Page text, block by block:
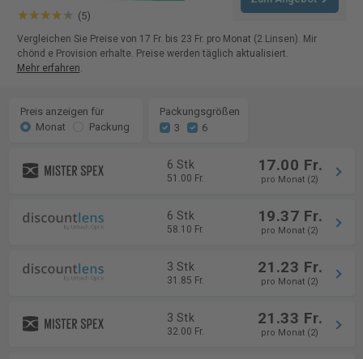
(5)
Vergleichen Sie Preise von 17 Fr. bis 23 Fr. pro Monat (2 Linsen). Mir
chönd e Provision erhalte. Preise werden täglich aktualisiert.
Mehr erfahren.
Preis anzeigen für
Monat
Packung
Packungsgrößen
3
6
6 Stk
51.00 Fr.
17.00 Fr.
pro Monat (2)
6 Stk
58.10 Fr.
19.37 Fr.
pro Monat (2)
3 Stk
31.85 Fr.
21.23 Fr.
pro Monat (2)
3 Stk
32.00 Fr.
21.33 Fr.
pro Monat (2)